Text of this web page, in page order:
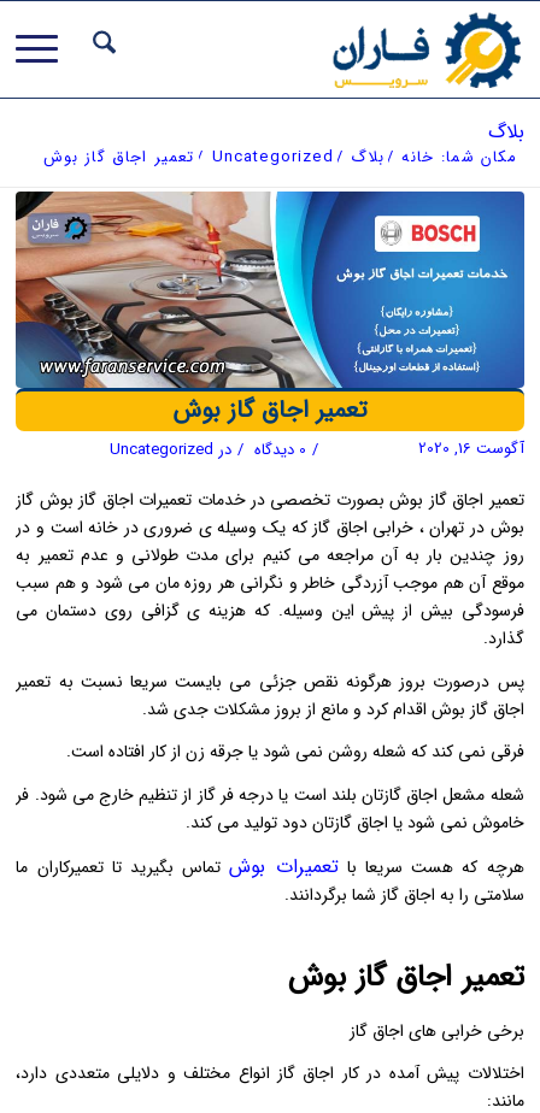
بلاگ
مکان شما: خانه /بلاگ /
Uncategorized
/ تعمیر اجاق گاز بوش
تعمیر اجاق گاز بوش
آگوست 16, 2020 / 0 دیدگاه / در Uncategorized
تعمیر اجاق گاز بوش بصورت تخصصی در خدمات تعمیرات اجاق گاز بوش گاز
بوش در تهران ، خرابی اجاق گاز که یک وسیله ی ضروری در خانه است و در
روز چندین بار به آن مراجعه می کنیم برای مدت طولانی و عدم تعمیر به
موقع آن هم موجب آزردگی خاطر و نگرانی هر روزه مان می شود و هم سبب
فرسودگی بیش از پیش این وسیله. که هزینه ی گزافی روی دستمان می
گذارد.
پس درصورت بروز هرگونه نقص جزئی می بایست سریعا نسبت به تعمیر
اجاق گاز بوش اقدام کرد و مانع از بروز مشکلات جدی شد.
فرقی نمی کند که شعله روشن نمی شود یا جرقه زن از کار افتاده است.
شعله مشعل اجاق گازتان بلند است یا درجه فر گاز از تنظیم خارج می شود. فر
خاموش نمی شود یا اجاق گازتان دود تولید می کند.
هرچه که هست سریعا باتعمیرات بوشتماس بگیرید تا تعمیرکاران ما
سلامتی را به اجاق گاز شما برگردانند.
تعمیر اجاق گاز بوش
برخی خرابی های اجاق گاز
اختلالات پیش آمده در کار اجاق گاز انواع مختلف و دلایلی متعددی دارد،
مانند: